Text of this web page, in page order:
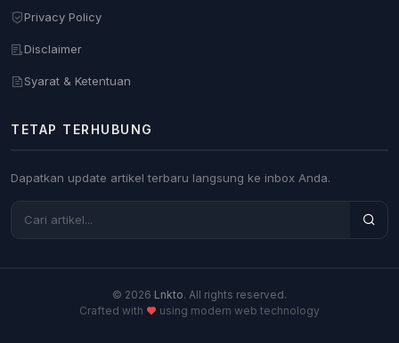
Privacy Policy
Disclaimer
Syarat & Ketentuan
TETAP TERHUBUNG
Dapatkan update artikel terbaru langsung ke inbox Anda.
© 2026 Lnkto. All rights reserved.
Crafted with
using modern web technology